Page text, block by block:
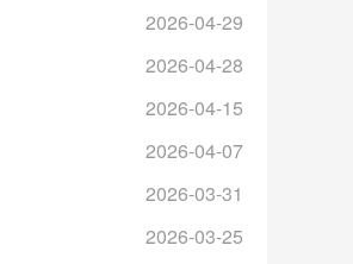
2026-04-29
2026-04-28
2026-04-15
2026-04-07
2026-03-31
2026-03-25